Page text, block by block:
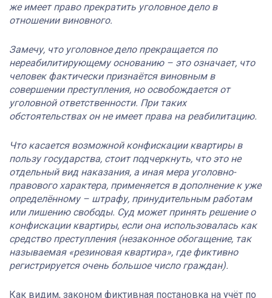
же имеет право прекратить уголовное дело в
отношении виновного.
Замечу, что уголовное дело прекращается по
нереабилитирующему основанию – это означает, что
человек фактически признаётся виновным в
совершении преступления, но освобождается от
уголовной ответственности. При таких
обстоятельствах он не имеет права на реабилитацию.
Что касается возможной конфискации квартиры в
пользу государства, стоит подчеркнуть, что это не
отдельный вид наказания, а иная мера уголовно-
правового характера, применяется в дополнение к уже
определённому – штрафу, принудительным работам
или лишению свободы. Суд может принять решение о
конфискации квартиры, если она использовалась как
средство преступления (незаконное обогащение, так
называемая «резиновая квартира», где фиктивно
регистрируется очень большое число граждан).
Как видим, законом фиктивная постановка на учёт по